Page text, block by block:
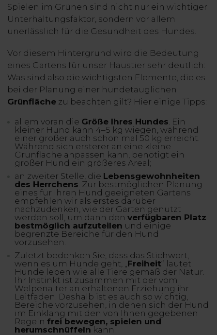
Spielen im Grünen sind nicht nur ein wichtiger
Unterhaltungsfaktor, sondern vor allem
unerlässlich für die Gesundheit des Hundes.
Vor diesem Hintergrund wird die Bedeutung
eines Gartens für unser Haustier sehr deutlich:
Was sind also die wichtigsten Elemente, die es
bei der Planung einer hundetauglichen
Grünfläche zu beachten gilt? Hier einige Tipps:
allem voran die Größe Ihres Hundes . Ein
kleiner Hund kann 4–5 kg wiegen, während
einer großer auch schon mal 50 kg erreicht.
Während sich ersterer an eine kleine
Grünfläche anpassen kann, benötigt ein
großer Hund ein größeres Areal;
an zweiter Stelle, die Lebensgewohnheiten
des Herrchens . Zur bestmöglichen Planung
eines für Ihren Hund geeigneten Gartens
empfehlen wir als erstes darüber
nachzudenken, wie der Garten genutzt
werden soll, um dann den verfügbaren Platz
bestmöglich aufzuteilen und einige
begrenzte Bereiche für den Hund
vorzusehen.
Zuletzt bedenken Sie, dass das Stichwort,
wenn es um Hunde geht, „ Freiheit“ lautet.
Hunde leben wie alle Tiere gemäß der Natur.
Ihr Instinkt ist zusammen mit der vom
Welpenalter an erhaltenen Erziehung ihr
Leitfaden. Deshalb ist es auch so wichtig,
Bereiche vorzusehen, in denen sich der Hund
im Einklang mit den von Ihnen gegebenen
Regeln frei bewegen, spielen und
herumschnüffeln kann.